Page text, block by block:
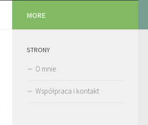
MORE
STRONY
O mnie
Współpraca i kontakt